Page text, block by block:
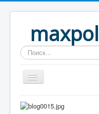
Искать...
Home